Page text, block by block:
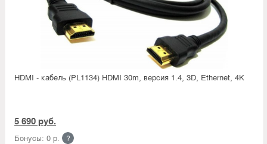
HDMI - кабель (PL1134) HDMI 30m, версия 1.4, 3D, Ethernet, 4K
5 690 руб.
Бонусы: 0 р. ?